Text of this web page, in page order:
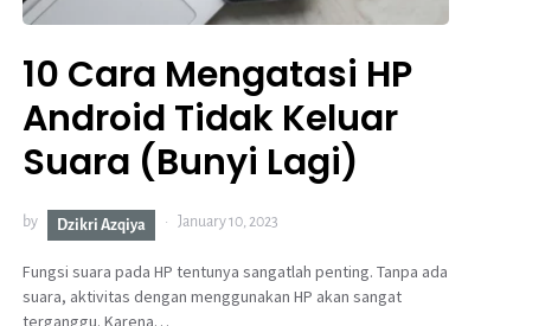
10 Cara Mengatasi HP
Android Tidak Keluar
Suara (Bunyi Lagi)
by Dzikri Azqiya January 10, 2023
Fungsi suara pada HP tentunya sangatlah penting. Tanpa ada
suara, aktivitas dengan menggunakan HP akan sangat
terganggu. Karena…